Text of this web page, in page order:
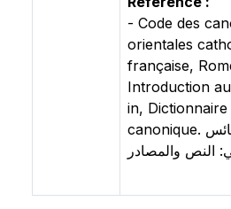
- Code des
orientales
française,
Introduction
in,
canonique. مجموعة قوانين الكنائس
النص والمصادر